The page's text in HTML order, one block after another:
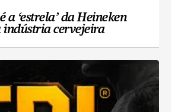
a ‘estrela’ da Heineken
indústria cervejeira